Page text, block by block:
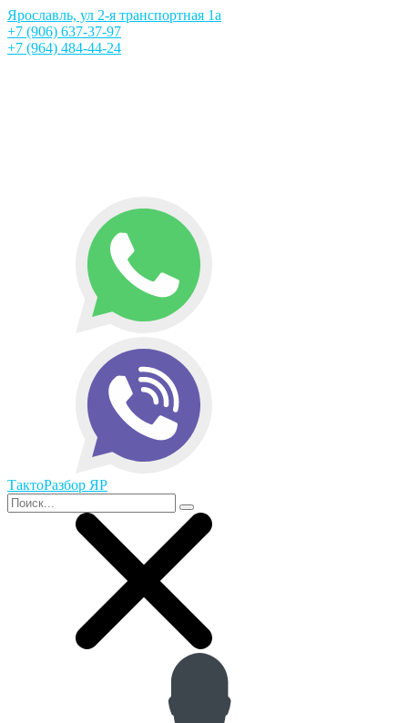
Ярославль, ул 2-я транспортная 1а
+7 (906) 637-37-97
+7 (964) 484-44-24
ТактоРазбор ЯР